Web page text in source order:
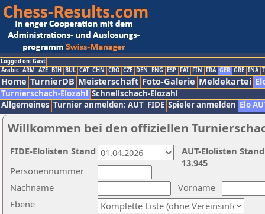
Logged on: Gast
Arabic ARM AZE BIH BUL CAT CHN CRO CZE DEN ENG ESP FAI FIN FRA GER GRE INA
Home TurnierDB Meisterschaft Foto-Galerie Meldekartei
Turnierschach-Elozahl Schnellschach-Elozahl
Allgemeines Turnier anmelden: AUT FIDE Spieler anmelden Elo
Willkommen bei den offiziellen
Nachname
Vorname
Ebene
Personennummer
AUT-Elolisten
13.945
FIDE-Elolisten Stand